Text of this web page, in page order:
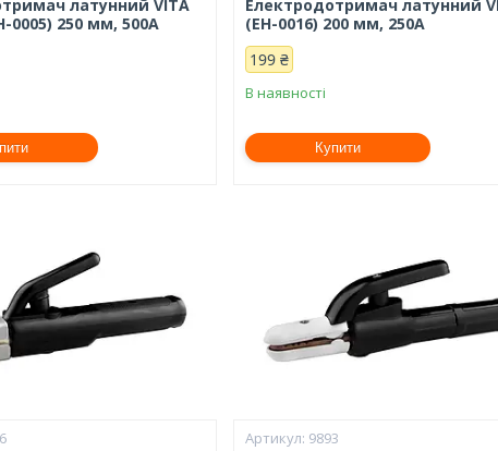
латунний VITA
0005) 250 мм, 500А
Електродотримач латунний
(EH-0016) 200 мм, 250А
199 ₴
В наявності
Купити
9893